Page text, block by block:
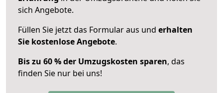
sich Angebote.
Füllen Sie jetzt das Formular aus und erhalten
Sie kostenlose Angebote.
Bis zu 60 % der Umzugskosten sparen, das
finden Sie nur bei uns!